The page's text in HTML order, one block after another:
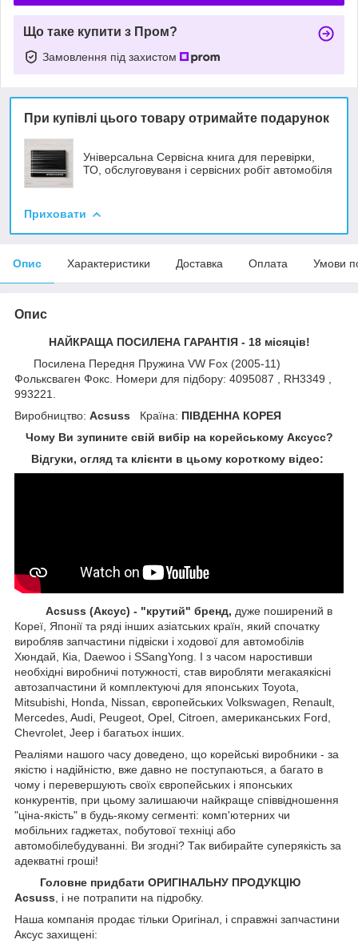
Що таке купити з Пром?
Замовлення під захистом
При купівлі цього товару отримайте подарунок
Універсальна Сервісна книга для перевірки,
ТО, обслуговуваня і сервісних робіт автомобіля
Приховати
Опис Характеристики Доставка Оплата Умови
Опис
НАЙКРАЩА ПОСИЛЕНА ГАРАНТІЯ - 18 місяців!
Посилена Передня Пружина VW Fox (2005-11)
Фольксваген Фокс. Номери для підбору: 4095087 , RH3349 ,
993221.
Виробництво: Acsuss Країна: ПІВДЕННА КОРЕЯ
Чому Ви зупините свій вибір на корейському Аксусс?
Відгуки, огляд та клієнти в цьому короткому відео:
Acsuss (Аксус) - "крутий" бренд, дуже поширений в
Кореї, Японії та ряді інших азіатських країн, який спочатку
виробляв запчастини підвіски і ходової для автомобілів
Хюндай, Кіа, Daewoo і SSangYong. І з часом наростивши
необхідні виробничі потужності, став виробляти мегакаякісні
автозапчастини й комплектуючі для японських Toyota,
Mitsubishi, Honda, Nissan, європейських Volkswagen, Renault,
Mercedes, Audi, Peugeot, Opel, Citroen, американських Ford,
Chevrolet, Jeep і багатьох інших.
Реаліями нашого часу доведено, що корейські виробники - за
якістю і надійністю, вже давно не поступаються, а багато в
чому і перевершують своїх європейських і японських
конкурентів, при цьому залишаючи найкраще співвідношення
"ціна-якість" в будь-якому сегменті: комп'ютерних чи
мобільних гаджетах, побутової техніці або
автомобілебудуванні. Ви згодні? Так вибирайте суперякість за
адекватні гроші!
Головне придбати ОРИГІНАЛЬНУ ПРОДУКЦІЮ
Acsuss , і не потрапити на підробку.
Наша компанія продає тільки Оригінал, і справжні запчастини
Аксус захищені: